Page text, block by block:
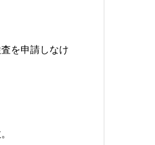
を申請しなけ